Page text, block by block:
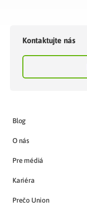
Kontaktujte nás
Blog
O nás
Pre médiá
Kariéra
Prečo Union